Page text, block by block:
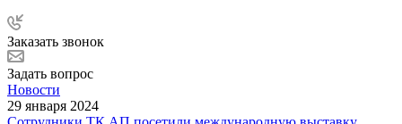
Заказать звонок
Задать вопрос
Новости
29 января 2024